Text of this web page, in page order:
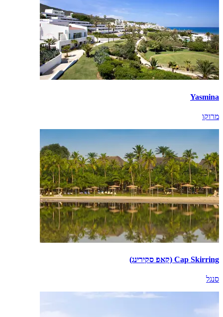
Yasmina
מרוקו
Cap Skirring (קאפ סקירינג)
סנגל